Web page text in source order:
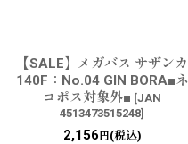
【SALE】メガバス サザンカ
140F：No.04 GIN BORA■ネ
コポス対象外■ [JAN
4513473515248]
2,156 円(税込)